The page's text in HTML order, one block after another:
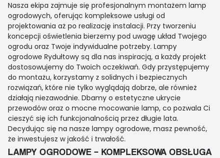
Nasza ekipa zajmuje się profesjonalnym montażem lamp
ogrodowych, oferując kompleksowe usługi od
projektowania aż po realizację instalacji. Przy tworzeniu
koncepcji oświetlenia bierzemy pod uwagę układ Twojego
ogrodu oraz Twoje indywidualne potrzeby. Lampy
ogrodowe Rydułtowy są dla nas inspiracją, a każdy projekt
dostosowujemy do Twoich oczekiwań. Gdy przystępujemy
do montażu, korzystamy z solidnych i bezpiecznych
rozwiązań, które nie tylko wyglądają dobrze, ale również
działają niezawodnie. Dbamy o estetyczne ukrycie
przewodów oraz o mocne mocowanie lamp, co pozwala Ci
cieszyć się ich funkcjonalnością przez długie lata.
Decydując się na nasze lampy ogrodowe, masz pewność,
że inwestujesz w jakość i trwałość.
LAMPY OGRODOWE – KOMPLEKSOWA OBSŁUGA